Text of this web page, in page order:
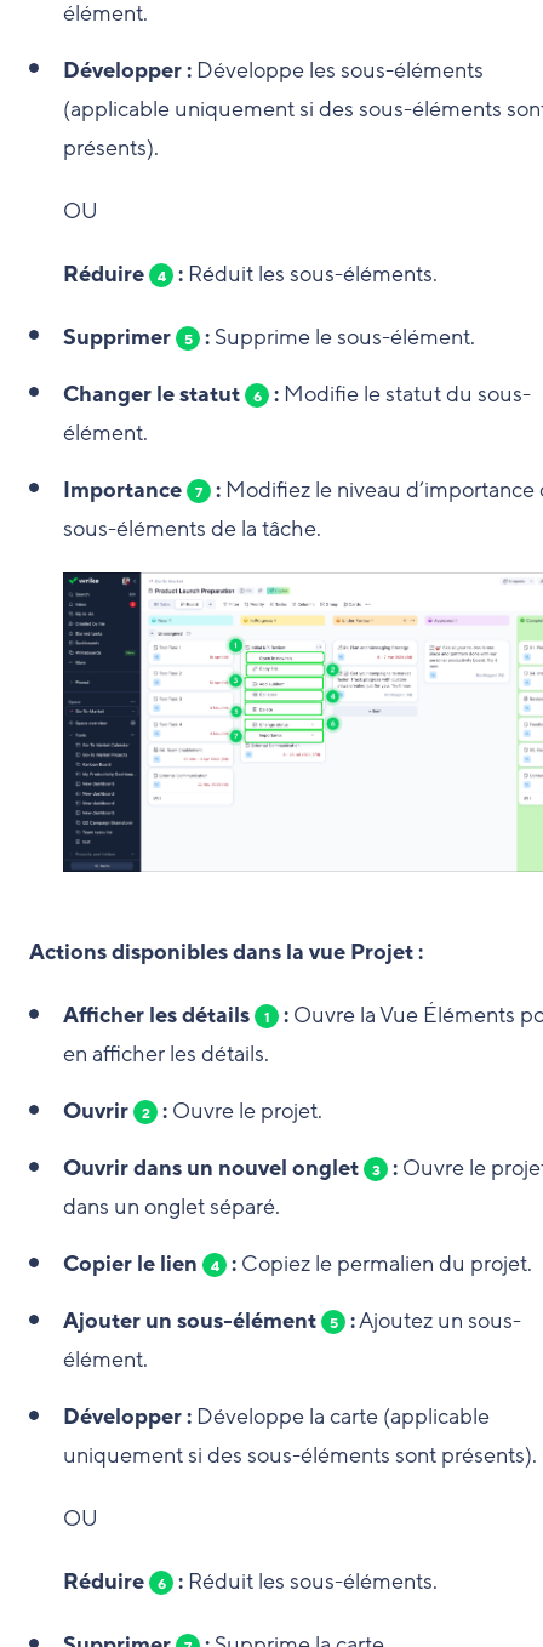
élément.
Développer : Développe les sous-éléments
(applicable uniquement si des sous-éléments
présents).
OU
Réduire 4 : Réduit les sous-éléments.
Supprimer 5 : Supprime le sous-élément.
Changer le statut
6 : Modifie le statut du sous-
élément.
Importance
7 : Modifiez le niveau d’importance
sous-éléments de la tâche.
Actions disponibles dans la vue Projet :
Afficher les détails 1 : Ouvre la Vue Éléments
en afficher les détails.
Ouvrir
2 : Ouvre le projet.
Ouvrir dans un nouvel onglet
3 : Ouvre le
dans un onglet séparé.
Copier le lien
4 : Copiez le permalien du projet.
Ajouter un sous-élément
5 :Ajoutez un sous-
élément.
Développer : Développe la carte (applicable
uniquement si des sous-éléments sont présents).
OU
Réduire 6 : Réduit les sous-éléments.